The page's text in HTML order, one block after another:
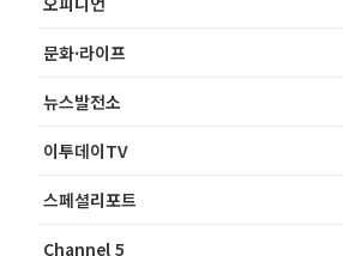
문화·라이프
뉴스발전소
이투데이TV
스페셜리포트
Channel 5